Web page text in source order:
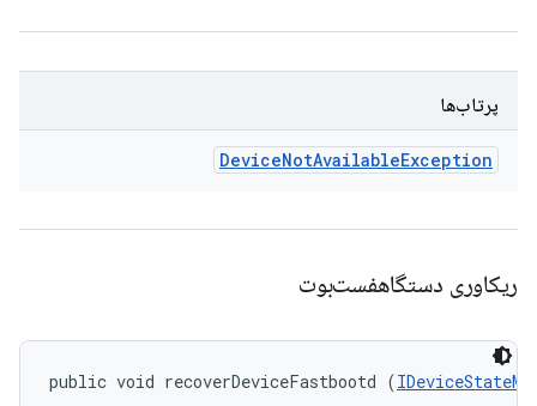
پرتاب‌ها
DeviceNotAvailableException
ریکاوری دستگاهفست‌بوت
public void recoverDeviceFastbootd (